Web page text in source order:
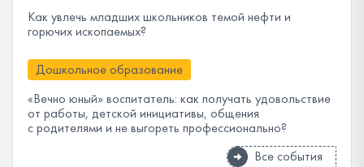
Как увлечь младших школьников темой нефти и
горючих ископаемых?
Дошкольное образование
«Вечно юный» воспитатель: как получать удовольствие
от работы, детской инициативы, общения
с родителями и не выгореть профессионально?
Все события